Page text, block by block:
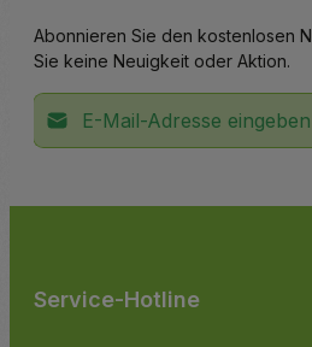
Abonnieren Sie den kostenlosen
Sie keine Neuigkeit oder Aktion.
E-Mail-Adresse*
Service-Hotline